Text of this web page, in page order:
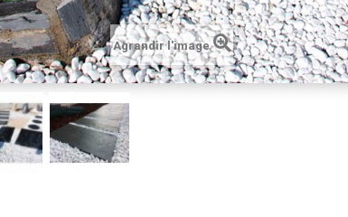
Agrandir l'image